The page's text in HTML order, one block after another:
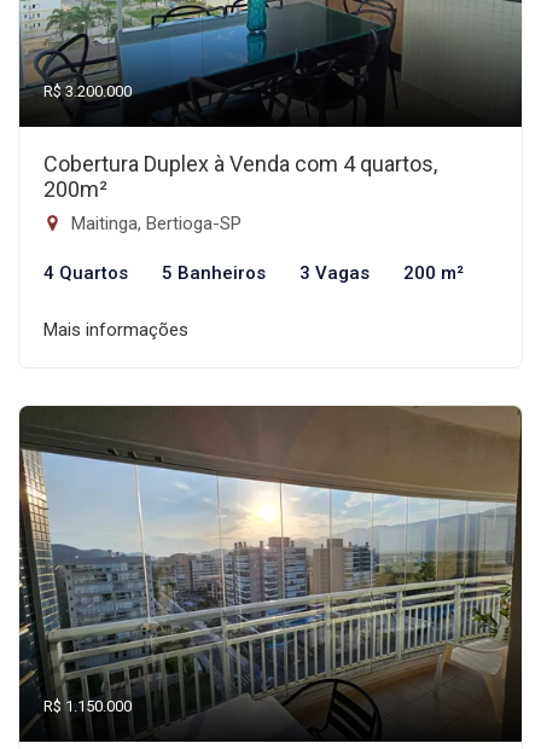
R$ 3.200.000
Cobertura Duplex à Venda com 4 quartos,
200m²
Maitinga, Bertioga-SP
4 Quartos 5 Banheiros 3 Vagas 200 m²
Mais informações
R$ 1.150.000